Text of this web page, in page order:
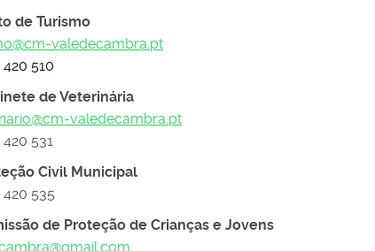
de Turismo
valedecambra.pt
420 510
de Veterinária
valedecambra.pt
420 531
Civil Municipal
420 535
de Proteção de Crianças e Jovens